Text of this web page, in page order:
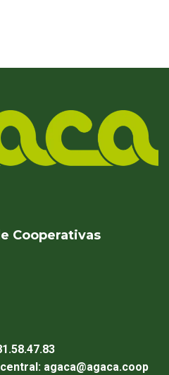
Cooperativas
agaca@agaca.coop